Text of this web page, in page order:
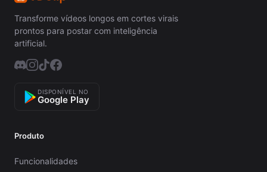
Transforme vídeos longos em cortes virais
prontos para postar com inteligência
artificial.
DISPONÍVEL NO
Google Play
Produto
Funcionalidades